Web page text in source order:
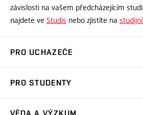
závislosti na vašem předcházejícím
najdete ve Studis nebo zjistíte na
PRO UCHAZEČE
Ambasadoři studia
PRO STUDENTY